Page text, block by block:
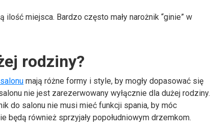
miejsca. Bardzo często mały narożnik “ginie” w
rodziny?
mają różne formy i style, by mogły dopasować się
nie jest zarezerwowany wyłącznie dla dużej rodziny.
do salonu nie musi mieć funkcji spania, by móc
będą również sprzyjały popołudniowym drzemkom.